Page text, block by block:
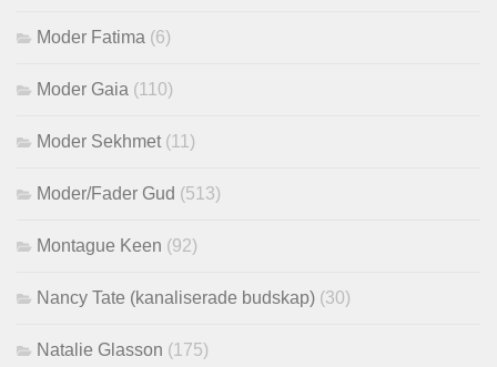
Moder Fatima (6)
Moder Gaia (110)
Moder Sekhmet (11)
Moder/Fader Gud (513)
Montague Keen (92)
Nancy Tate (kanaliserade budskap) (30)
Natalie Glasson (175)